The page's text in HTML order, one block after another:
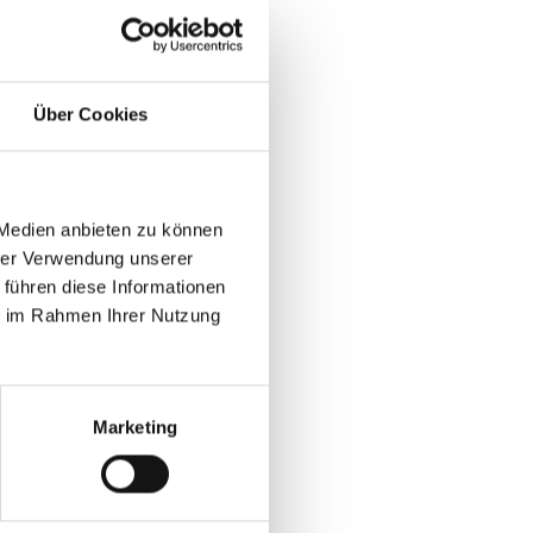
Über Cookies
anbieten zu können
Verwendung unserer
diese Informationen
Rahmen Ihrer Nutzung
Marketing
als
müssen
nur mithilfe
die
Plattformen
und Apps